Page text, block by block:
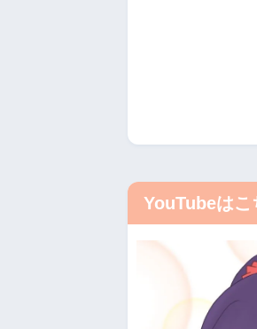
YouTubeはこ